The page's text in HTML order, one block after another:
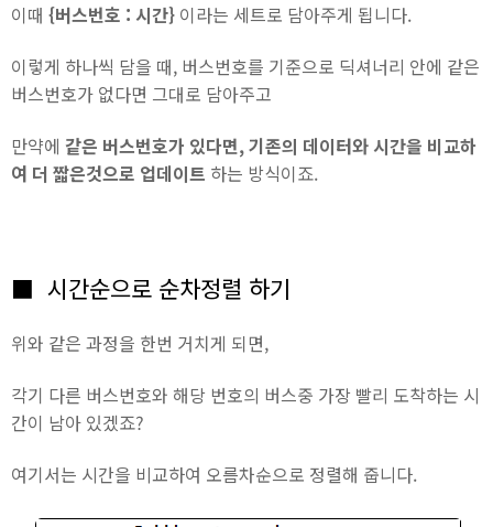
이때 {버스번호 : 시간} 이라는 세트로 담아주게 됩니다.
이렇게 하나씩 담을 때, 버스번호를 기준으로 딕셔너리 안에 같은
버스번호가 없다면 그대로 담아주고
만약에 같은 버스번호가 있다면, 기존의 데이터와 시간을 비교하
여 더 짧은것으로 업데이트 하는 방식이죠.
■ 시간순으로 순차정렬 하기
위와 같은 과정을 한번 거치게 되면,
각기 다른 버스번호와 해당 번호의 버스중 가장 빨리 도착하는 시
간이 남아 있겠죠?
여기서는 시간을 비교하여 오름차순으로 정렬해 줍니다.